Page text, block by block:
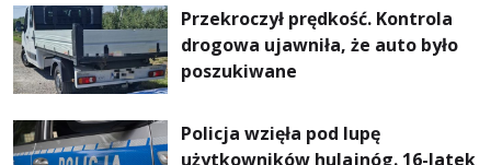
Przekroczył prędkość. Kontrola
drogowa ujawniła, że auto było
poszukiwane
Policja wzięła pod lupę
użytkowników hulajnóg. 16-latek